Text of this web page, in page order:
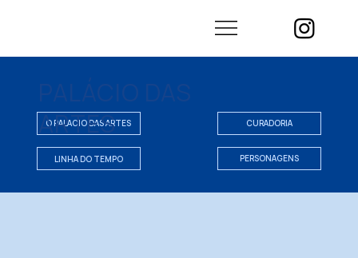
CURADORIA
LINHA DO TEMPO
ARTES